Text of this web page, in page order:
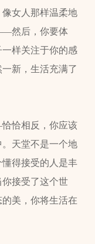
女人那样温柔地
然后，你要体
样关注于你的感
新，生活充满了
恰相反，你应该
天堂不是一个地
得接受的人是丰
接受了这个世
美，你将生活在